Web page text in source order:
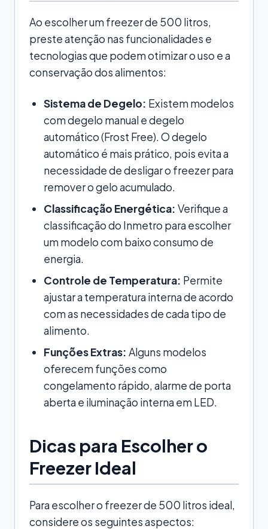
Ao escolher um freezer de 500 litros,
preste atenção nas funcionalidades e
tecnologias que podem otimizar o uso e a
conservação dos alimentos:
Sistema de Degelo: Existem modelos
com degelo manual e degelo
automático (Frost Free). O degelo
automático é mais prático, pois evita a
necessidade de desligar o freezer para
remover o gelo acumulado.
Classificação Energética: Verifique a
classificação do Inmetro para escolher
um modelo com baixo consumo de
energia.
Controle de Temperatura: Permite
ajustar a temperatura interna de acordo
com as necessidades de cada tipo de
alimento.
Funções Extras: Alguns modelos
oferecem funções como
congelamento rápido, alarme de porta
aberta e iluminação interna em LED.
Dicas para Escolher o
Freezer Ideal
Para escolher o freezer de 500 litros ideal,
considere os seguintes aspectos: